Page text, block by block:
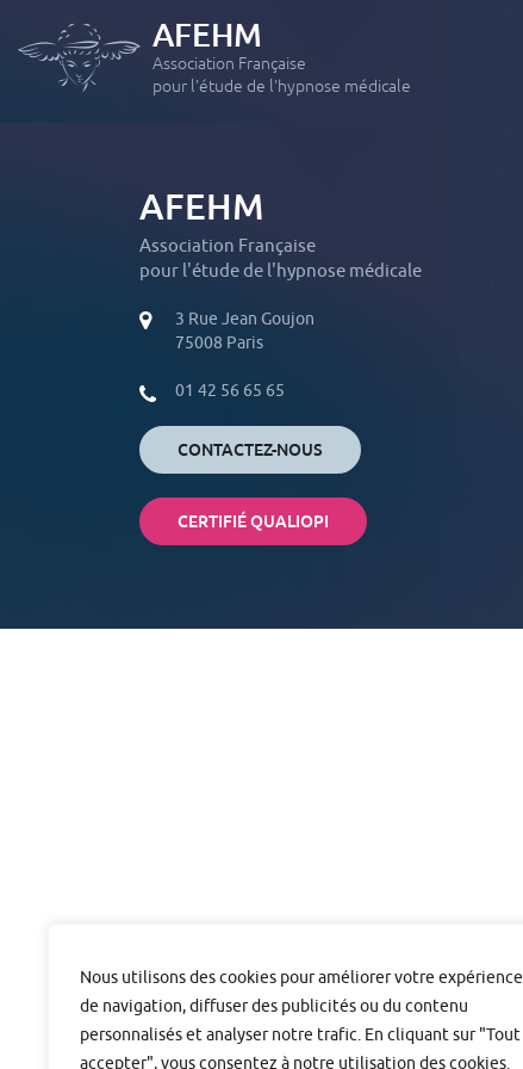
Nous utilisons des cookies pour améliorer votre expérience
de navigation, diffuser des publicités ou du contenu
personnalisés et analyser notre trafic. En cliquant sur "Tout
accepter", vous consentez à notre utilisation des cookies.
AFEHM
Association Française
pour l'étude de l'hypnose médicale
FORMATION INITIALE
Module 1 : Initiation à la pratique de l’hypnose
Module 2 : Les applications thérapeutiques de l’Hypnose
« intensive »
Module 4 : Hypnose et douleurs : de l’aiguë et du chronique
Module 5 : Phobies, Anxiété, Dépression, Etat de stress post-
traumatique
Module 6 : Les addictions
AFEHM
Association Française
pour l'étude de l'hypnose médicale
3 Rue Jean Goujon
75008 Paris
01 42 56 65 65
CONTACTEZ-NOUS
CERTIFIÉ QUALIOPI